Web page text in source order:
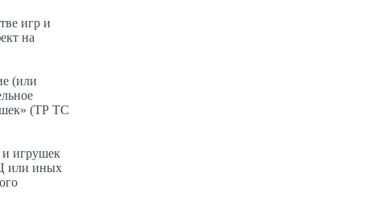
игр и
на
(или
(ТР ТС
и игрушек
или иных